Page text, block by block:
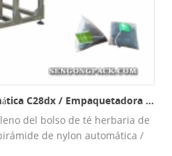
Pirámide De Nylon Automática C28dx / Empaquetadora Plana Y Externa Plana Del Bolso
del bolso de té herbaria de
de nylon automática /